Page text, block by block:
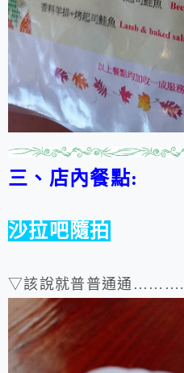
三、店內餐點:
沙拉吧隨拍
▽該說就普普通通……….